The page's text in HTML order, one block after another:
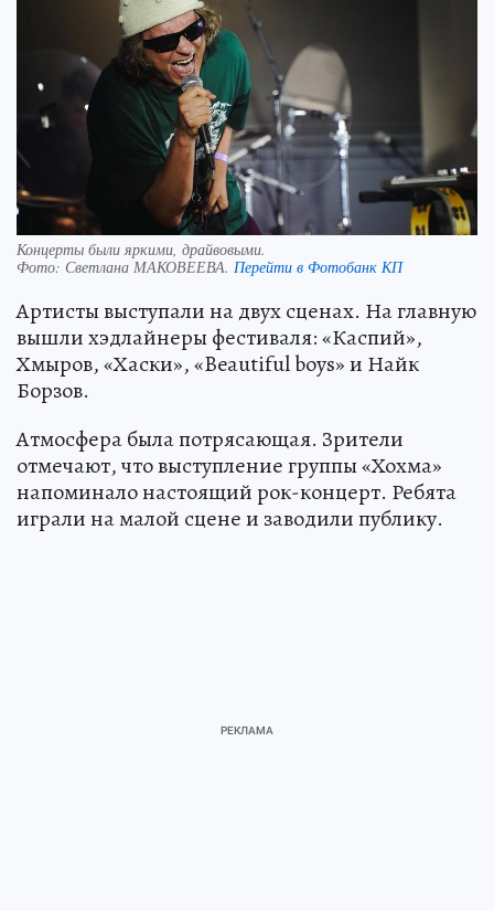
Концерты были яркими, драйвовыми.
Фото: Светлана МАКОВЕЕВА. Перейти в Фотобанк КП
Артисты выступали на двух сценах. На главную
вышли хэдлайнеры фестиваля: «Каспий»,
Хмыров, «Хаски», «Beautiful boys» и Найк
Борзов.
Атмосфера была потрясающая. Зрители
отмечают, что выступление группы «Хохма»
напоминало настоящий рок-концерт. Ребята
играли на малой сцене и заводили публику.